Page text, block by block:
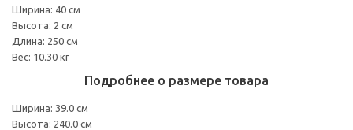
Ширина: 40 см
Высота: 2 см
Длина: 250 см
Вес: 10.30 кг
Подробнее о размере товара
Ширина: 39.0 см
Высота: 240.0 см